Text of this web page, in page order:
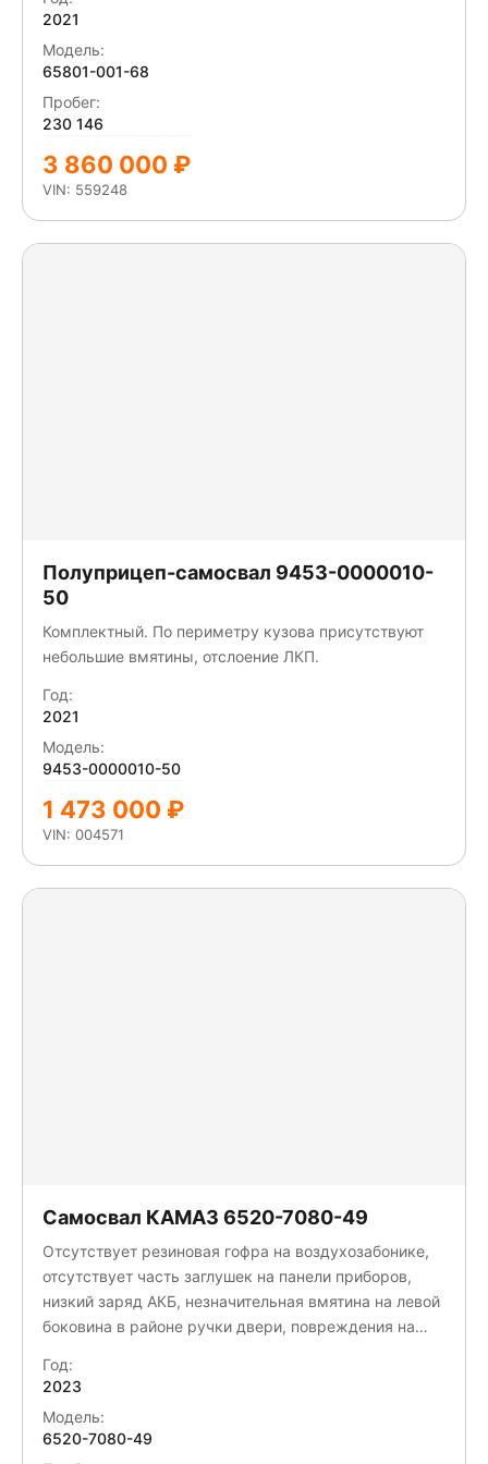
Деформация прав/лев боковой защиты, заднего
2021
Модель:
65801-001-68
Пробег:
230 146
3 860 000 ₽
VIN: 559248
Полуприцеп-самосвал 9453-0000010-
50
Комплектный. По периметру кузова присутствуют
небольшие вмятины, отслоение ЛКП.
Год:
2021
Модель:
9453-0000010-50
1 473 000 ₽
VIN: 004571
Самосвал КАМАЗ 6520-7080-49
Отсутствует резиновая гофра на воздухозабонике,
отсутствует часть заглушек на панели приборов,
низкий заряд АКБ, незначительная вмятина на левой
боковина в районе ручки двери, повреждения на
спальнике, деформация бампера, подножки с обеих
ведущих осей, присутствуют вмятины на платформе,
бордюрных зеркал нет, разрыв резинового
Год:
2023
Модель:
6520-7080-49